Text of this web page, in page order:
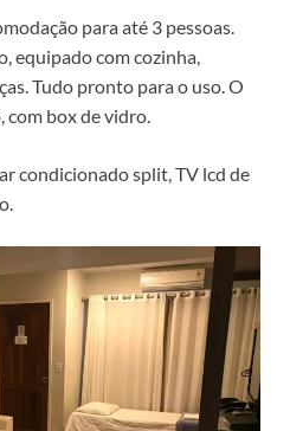
para até 3 pessoas.
equipado com cozinha,
Tudo pronto para o uso. O
com box de vidro.
condicionado split, TV lcd de